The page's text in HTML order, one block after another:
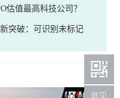
估值最高科技公司？
突破：可识别未标记